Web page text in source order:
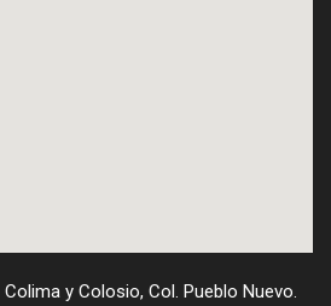
y Colosio, Col. Pueblo Nuevo.